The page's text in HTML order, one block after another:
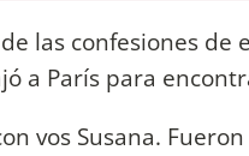
las confesiones
a París para
vos Susana.